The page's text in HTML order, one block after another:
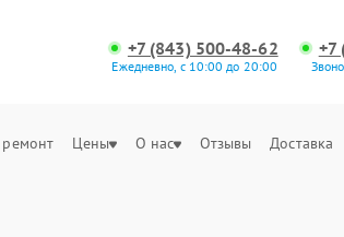
+7 (843) 500-48-62
Ежедневно, с 10:00 до 20:00
+7
Цены О нас Отзывы Доставка